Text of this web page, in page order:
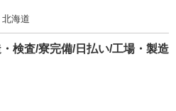
海道
検査/寮完備/日払い/工場・製造